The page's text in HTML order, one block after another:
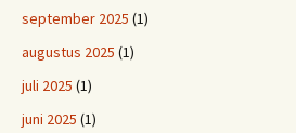
september 2025 (1)
augustus 2025 (1)
juli 2025 (1)
juni 2025 (1)